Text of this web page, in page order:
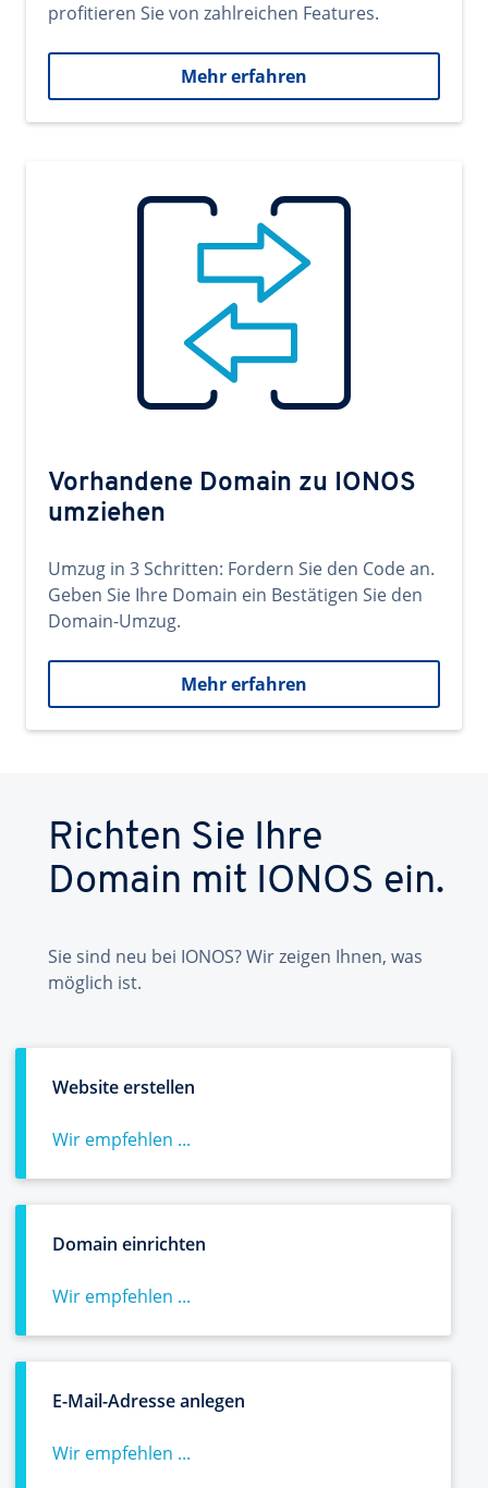
profitieren Sie von zahlreichen Features.
Mehr erfahren
Vorhandene Domain zu IONOS
umziehen
Umzug in 3 Schritten: Fordern Sie den Code an.
Geben Sie Ihre Domain ein Bestätigen Sie den
Domain-Umzug.
Mehr erfahren
Richten Sie Ihre
Domain mit IONOS ein.
Sie sind neu bei IONOS? Wir zeigen Ihnen, was
möglich ist.
Website erstellen
Wir empfehlen ...
Domain einrichten
Wir empfehlen ...
E-Mail-Adresse anlegen
Wir empfehlen ...